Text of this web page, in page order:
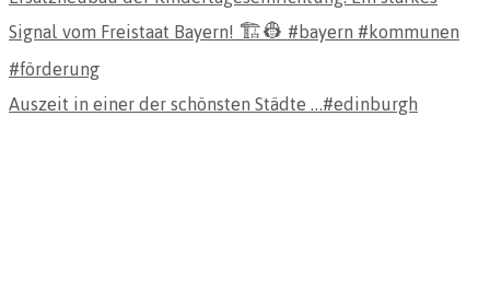
Auszeit in einer der schönsten Städte …#edinburgh